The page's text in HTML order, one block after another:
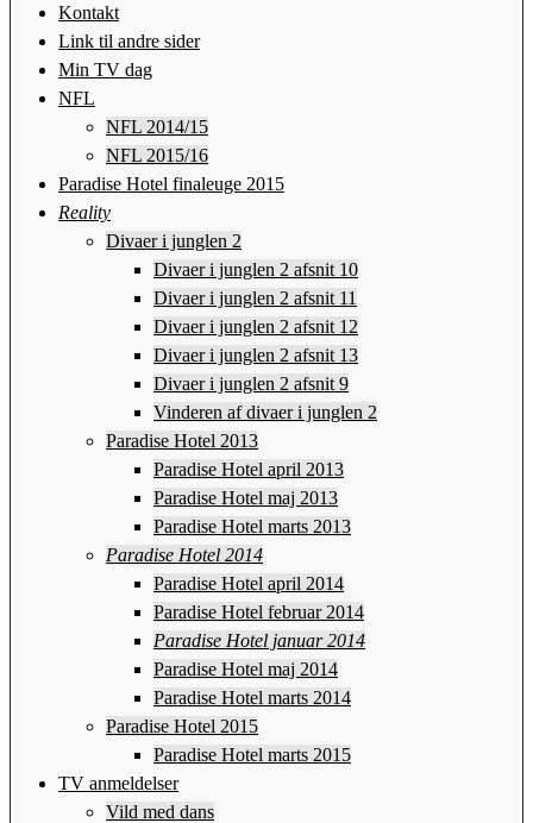
Kontakt
Link til andre sider
Min TV dag
NFL
NFL 2014/15
NFL 2015/16
Paradise Hotel finaleuge 2015
Reality
Divaer i junglen 2
Divaer i junglen 2 afsnit 10
Divaer i junglen 2 afsnit 11
Divaer i junglen 2 afsnit 12
Divaer i junglen 2 afsnit 13
Divaer i junglen 2 afsnit 9
Vinderen af divaer i junglen 2
Paradise Hotel 2013
Paradise Hotel april 2013
Paradise Hotel maj 2013
Paradise Hotel marts 2013
Paradise Hotel 2014
Paradise Hotel april 2014
Paradise Hotel februar 2014
Paradise Hotel januar 2014
Paradise Hotel maj 2014
Paradise Hotel marts 2014
Paradise Hotel 2015
Paradise Hotel marts 2015
TV anmeldelser
Vild med dans